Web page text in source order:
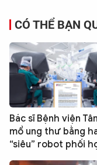
CÓ THỂ BẠN
Bác sĩ Bệnh viện
mổ ung thư bằng
“siêu” robot phối